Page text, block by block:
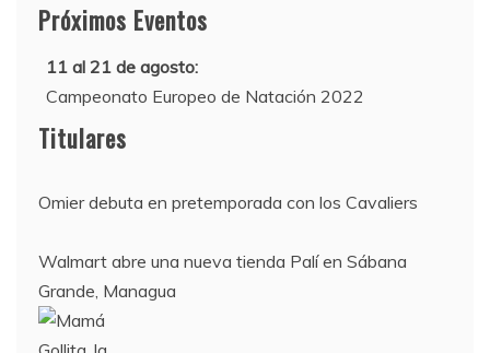
Próximos Eventos
11 al 21 de agosto:
Campeonato Europeo de Natación 2022
12 de agosto:
Empieza La Liga 2022-2023
Titulares
Omier debuta en pretemporada con los Cavaliers
Walmart abre una nueva tienda Palí en Sábana
Grande, Managua